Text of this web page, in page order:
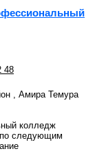
48
, Амира Темура
колледж
по следующим